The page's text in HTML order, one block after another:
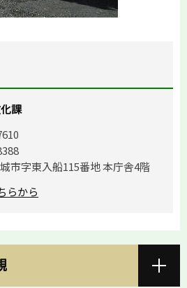
課
市字東入船115番地 本庁舎4階
らから